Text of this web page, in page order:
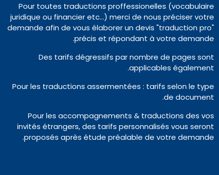
Pour toutes traductions proffessionelles (vocabulaire
juridique ou financier etc…) merci de nous préciser votre
demande afin de vous élaborer un devis "traduction pro"
précis et répondant à votre demande.
Des tarifs dégressifs par nombre de pages sont
applicables également.
Pour les traductions assermentées : tarifs selon le type
de document.
Pour les accompagnements & traductions des vos
invités étrangers, des tarifs personnalisés vous seront
proposés après étude préalable de votre demande.